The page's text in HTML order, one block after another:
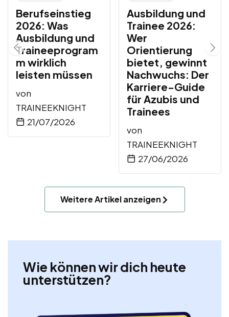
Berufseinstieg
2026: Was
Ausbildung und
Traineeprogram
m wirklich
leisten müssen
von
TRAINEEKNIGHT
21/07/2026
Ausbildung und
Trainee 2026:
Wer
Orientierung
bietet, gewinnt
Nachwuchs: Der
Karriere-Guide
für Azubis und
Trainees
von
TRAINEEKNIGHT
27/06/2026
Weitere Artikel anzeigen
Wie können wir dich heute
unterstützen?